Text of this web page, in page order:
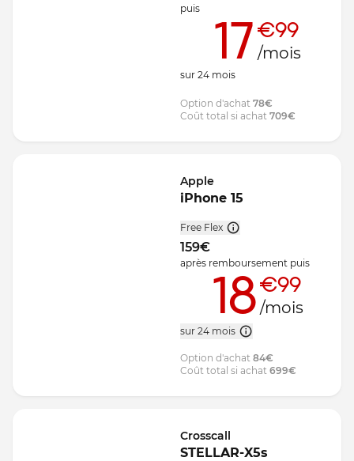
puis
17 €99
/mois
sur 24 mois
Option d'achat 78€
Coût total si achat 709€
Apple
iPhone 15
Free Flex
159€
après remboursement puis
18€99
/mois
sur 24 mois
Option d'achat 84€
Coût total si achat 699€
Crosscall
STELLAR-X5s